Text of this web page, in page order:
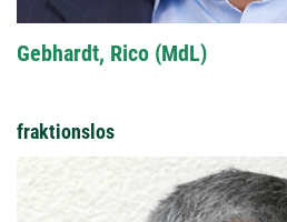
Gebhardt, Rico (MdL)
fraktionslos